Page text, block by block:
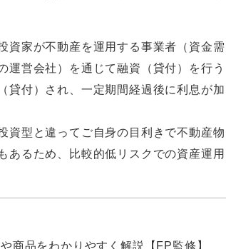
資家が不動産を運用する事業者（資金需
運営会社）を通じて融資（貸付）を行う
貸付）され、一定期間経過後に利息が加
資型と違ってご自身の目利きで不動産物
あるため、比較的低リスクでの資産運用
商品をわかりやすく解説【FP監修】